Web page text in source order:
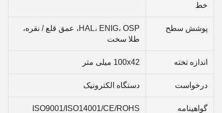
خط
پوشش سطح
HAL، ENIG، OSP، عمق قلع / نقره،
طلا سخت
اندازه تخته 100x42 میلی متر
درخواست دستگاه الکترونیک
گواهینامه ISO9001/ISO14001/CE/ROHS